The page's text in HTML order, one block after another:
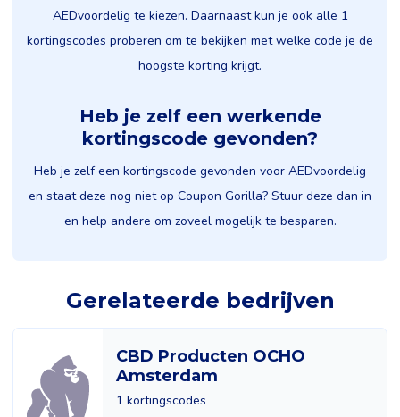
AEDvoordelig te kiezen. Daarnaast kun je ook alle 1
kortingscodes proberen om te bekijken met welke code je de
hoogste korting krijgt.
Heb je zelf een werkende
kortingscode gevonden?
Heb je zelf een kortingscode gevonden voor AEDvoordelig
en staat deze nog niet op Coupon Gorilla? Stuur deze dan in
en help andere om zoveel mogelijk te besparen.
Gerelateerde bedrijven
CBD Producten OCHO
Amsterdam
1 kortingscodes